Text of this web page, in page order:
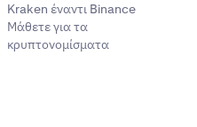
Kraken έναντι Binance
Μάθετε για τα
κρυπτονομίσματα